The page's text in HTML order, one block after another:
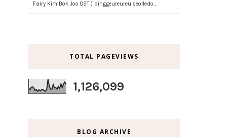
Fairy Kim Bok Joo OST ) binggeureureu seolledo…
TOTAL PAGEVIEWS
1,126,099
BLOG ARCHIVE